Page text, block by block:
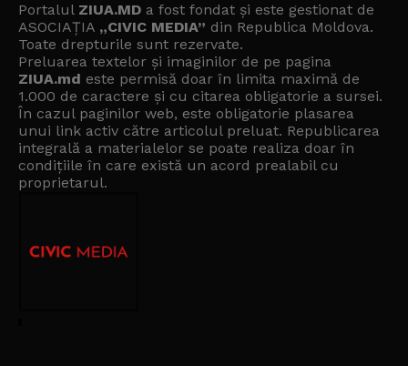
Portalul ZIUA.MD a fost fondat și este gestionat de
ASOCIAȚIA „CIVIC MEDIA” din Republica Moldova.
Toate drepturile sunt rezervate.
Preluarea textelor și imaginilor de pe pagina
ZIUA.md este permisă doar în limita maximă de
1.000 de caractere și cu citarea obligatorie a sursei.
În cazul paginilor web, este obligatorie plasarea
unui link activ către articolul preluat. Republicarea
integrală a materialelor se poate realiza doar în
condițiile în care există un acord prealabil cu
proprietarul.